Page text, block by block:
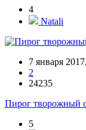
4
Natali
7 января
2
24235
Пирог творожный
5